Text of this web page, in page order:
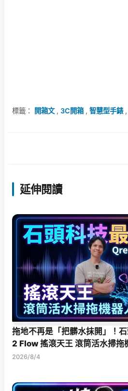
標籤： 開箱文, 3C開箱, 智慧型手錶,
延伸閱讀
拖地不再是「把髒水抹開」！
2 Flow 搖滾天王 滾筒活水掃拖
2026/8/4